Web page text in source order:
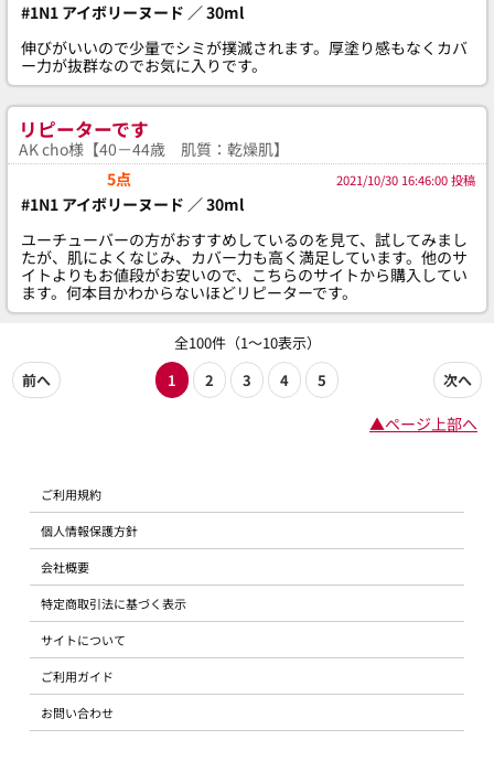
#1N1 アイボリーヌード ／ 30ml
伸びがいいので少量でシミが撲滅されます。厚塗り感もなくカバ
ー力が抜群なのでお気に入りです。
リピーターです
AK cho様【40－44歳 肌質：乾燥肌】
5点
2021/10/30 16:46:00 投稿
#1N1 アイボリーヌード ／ 30ml
ユーチューバーの方がおすすめしているのを見て、試してみまし
たが、肌によくなじみ、カバー力も高く満足しています。他のサ
イトよりもお値段がお安いので、こちらのサイトから購入してい
ます。何本目かわからないほどリピーターです。
全100件（1～10表示）
前へ
1 2 3 4 5 次へ
▲ページ上部へ
ご利用規約
個人情報保護方針
会社概要
特定商取引法に基づく表示
サイトについて
ご利用ガイド
お問い合わせ